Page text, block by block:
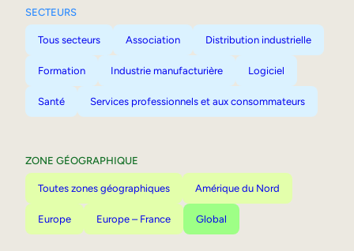
SECTEURS
Tous secteurs Association Distribution industrielle
Formation Industrie manufacturière Logiciel
Santé Services professionnels et aux consommateurs
ZONE GÉOGRAPHIQUE
Toutes zones géographiques Amérique du Nord
Europe Europe – France Global